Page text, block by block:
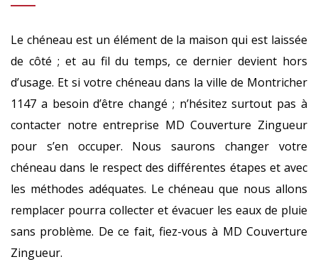
Le chéneau est un élément de la maison qui est laissée
de côté ; et au fil du temps, ce dernier devient hors
d’usage. Et si votre chéneau dans la ville de Montricher
1147 a besoin d’être changé ; n’hésitez surtout pas à
contacter notre entreprise MD Couverture Zingueur
pour s’en occuper. Nous saurons changer votre
chéneau dans le respect des différentes étapes et avec
les méthodes adéquates. Le chéneau que nous allons
remplacer pourra collecter et évacuer les eaux de pluie
sans problème. De ce fait, fiez-vous à MD Couverture
Zingueur.